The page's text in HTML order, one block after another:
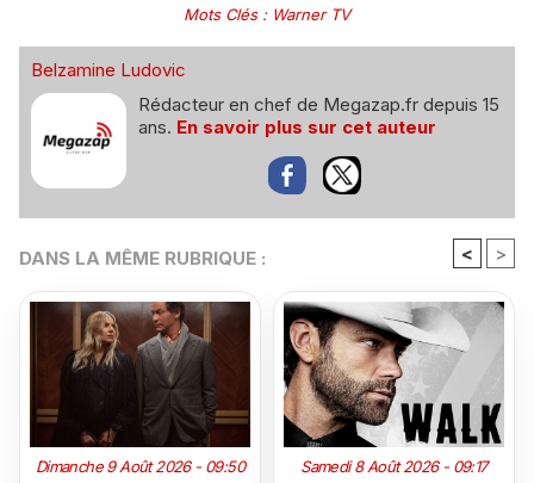
Mots Clés: Warner TV
Belzamine Ludovic
Rédacteur en chef de Megazap.fr depuis 15
ans. En savoir plus sur cet auteur
DANS LA MÊME RUBRIQUE : < >
Dimanche 9 Août 2026 - 09:50 Samedi 8 Août 2026 - 09:17